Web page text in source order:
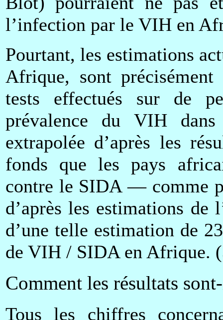
l’infection par le VIH en
Pourtant, les estimations
Afrique, sont
tests effectués sur de
prévalence du VIH
extrapolée d’après les
fonds que les pays
contre le SIDA — comme
d’après les estimations
d’une telle estimation de
de VIH / SIDA en Afrique.
Comment les résultats
Tous les chiffres